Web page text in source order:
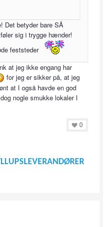
Det betyder bare SÅ
sig i trygge hænder!
feststeder
at jeg ikke engang har
for jeg er sikker på, at jeg
at I også havde en god
nogle smukke lokaler I
0